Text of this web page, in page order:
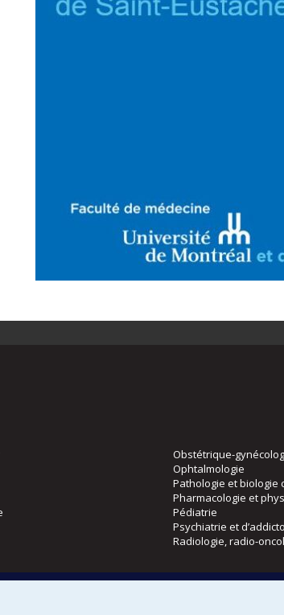
Obstétrique-
Ophtalmologie
Pathologie et biologie
Pharmacologie et
Pédiatrie
Psychiatrie et
Radiologie, radio-